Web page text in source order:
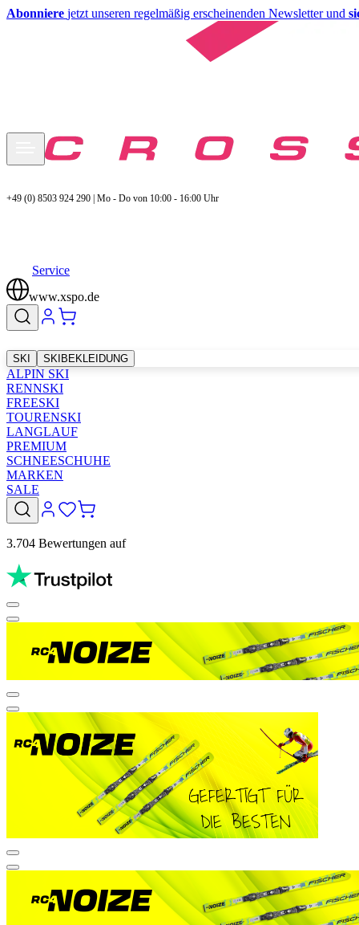
Abonniere jetzt unseren regelmäßig erscheinenden Newsletter und
+49 (0) 8503 924 290 | Mo - Do von 10:00 - 16:00 Uhr
Service
www.xspo.de
SKI SKIBEKLEIDUNG
ALPIN SKI
RENNSKI
FREESKI
TOURENSKI
LANGLAUF
PREMIUM
SCHNEESCHUHE
MARKEN
SALE
3.704 Bewertungen auf